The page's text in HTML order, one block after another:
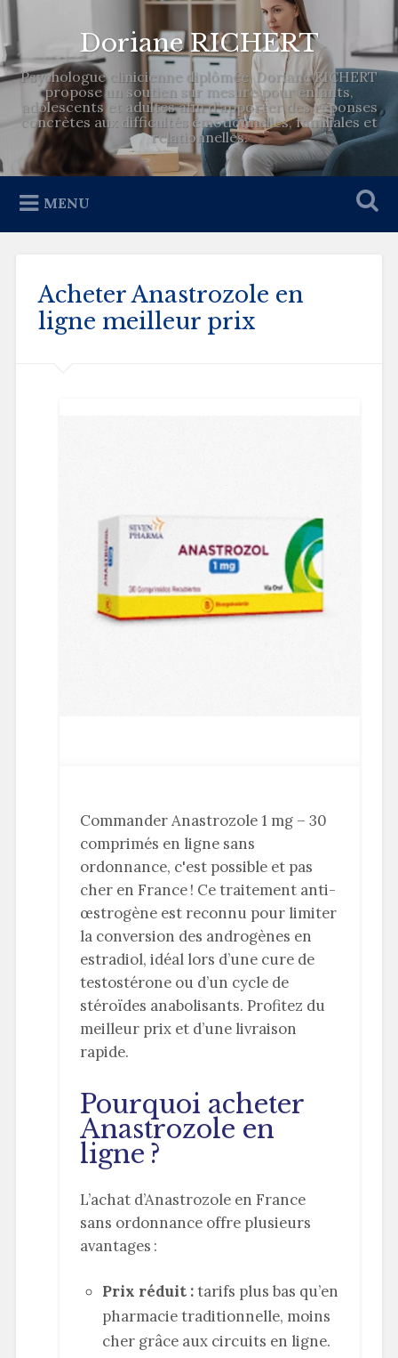
Doriane RICHERT
Psychologue clinicienne diplômée, Doriane RICHERT
propose un soutien sur mesure pour enfants,
adolescents et adultes afin d’apporter des réponses
concrètes aux difficultés émotionnelles, familiales et
relationnelles.
MENU
Acheter Anastrozole en
ligne meilleur prix
Commander Anastrozole 1 mg – 30
comprimés en ligne sans
ordonnance, c'est possible et pas
cher en France ! Ce traitement anti-
œstrogène est reconnu pour limiter
la conversion des androgènes en
estradiol, idéal lors d’une cure de
testostérone ou d’un cycle de
stéroïdes anabolisants. Profitez du
meilleur prix et d’une livraison
rapide.
Pourquoi acheter
Anastrozole en
ligne ?
L’achat d’Anastrozole en France
sans ordonnance offre plusieurs
avantages :
Prix réduit :tarifs plus bas qu’en
pharmacie traditionnelle, moins
cher grâce aux circuits en ligne.